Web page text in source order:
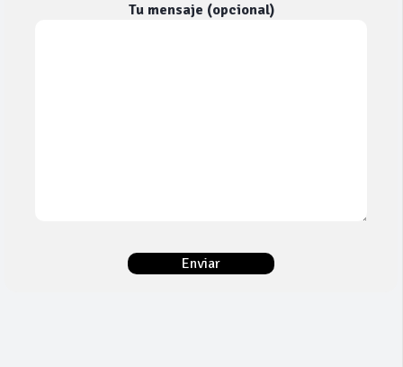
Tu mensaje (opcional)